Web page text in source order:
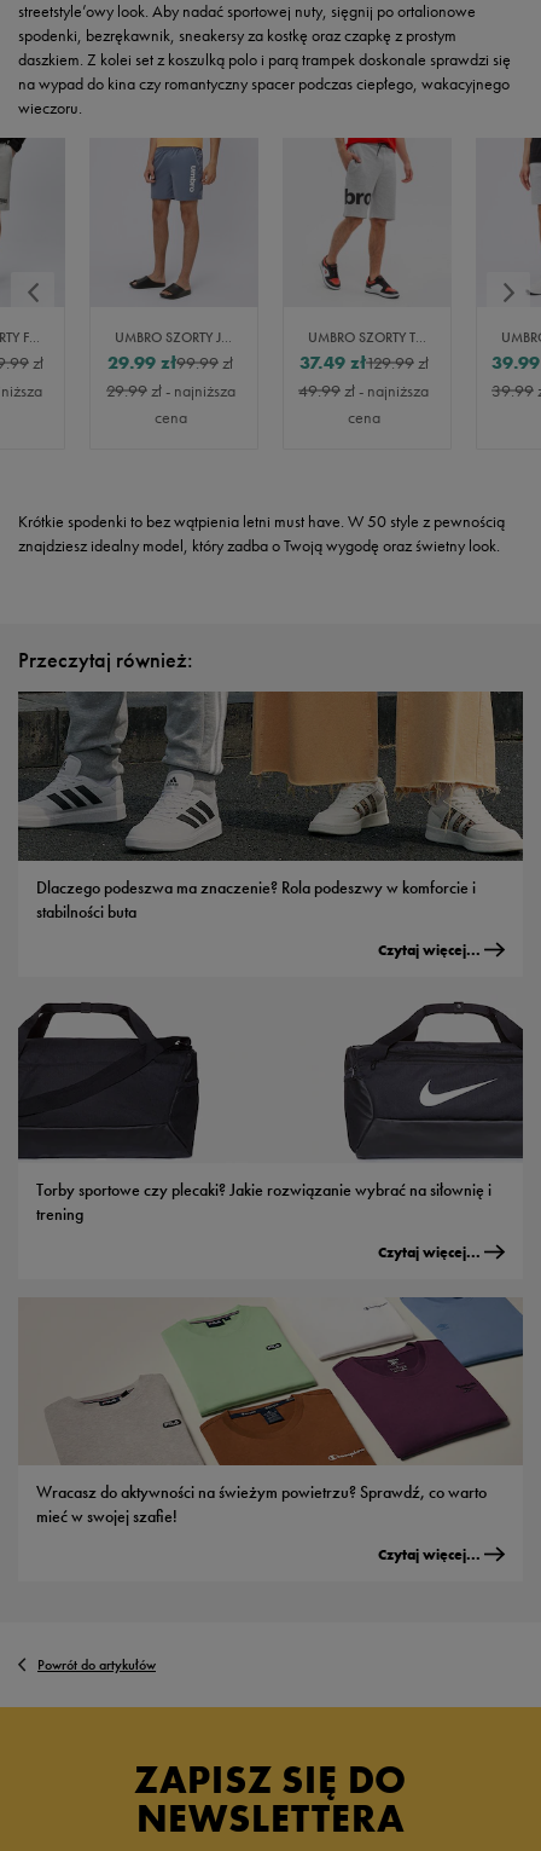
streetstyle’owy look. Aby nadać sportowej nuty, sięgnij po ortalionowe
spodenki, bezrękawnik, sneakersy za kostkę oraz czapkę z prostym
daszkiem. Z kolei set z koszulką polo i parą trampek doskonale sprawdzi się
na wypad do kina czy romantyczny spacer podczas ciepłego, wakacyjnego
wieczoru.
UMBRO SZORTY FOOTBALL CLUB
zł
UMBRO SZORTY JETT
99.99zł
29.99 zł
29.99zł- najniższa
cena
UMBRO SZORTY THEO
129.99zł
37.49 zł
49.99zł- najniższa
cena
39.99
39.99
Krótkie spodenki to bez wątpienia letni must have. W 50 style z pewnością
znajdziesz idealny model, który zadba o Twoją wygodę oraz świetny look.
Przeczytaj również:
Dlaczego podeszwa ma znaczenie? Rola podeszwy w komforcie i
stabilności buta
Czytaj więcej...
Torby sportowe czy plecaki? Jakie rozwiązanie wybrać na siłownię i
trening
Czytaj więcej...
Wracasz do aktywności na świeżym powietrzu? Sprawdź, co warto
mieć w swojej szafie!
Czytaj więcej...
Powrót do artykułów
ZAPISZ SIĘ DO
NEWSLETTERA